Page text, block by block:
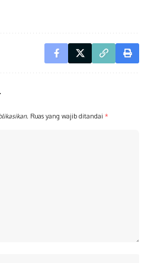
Ruas yang wajib ditandai *